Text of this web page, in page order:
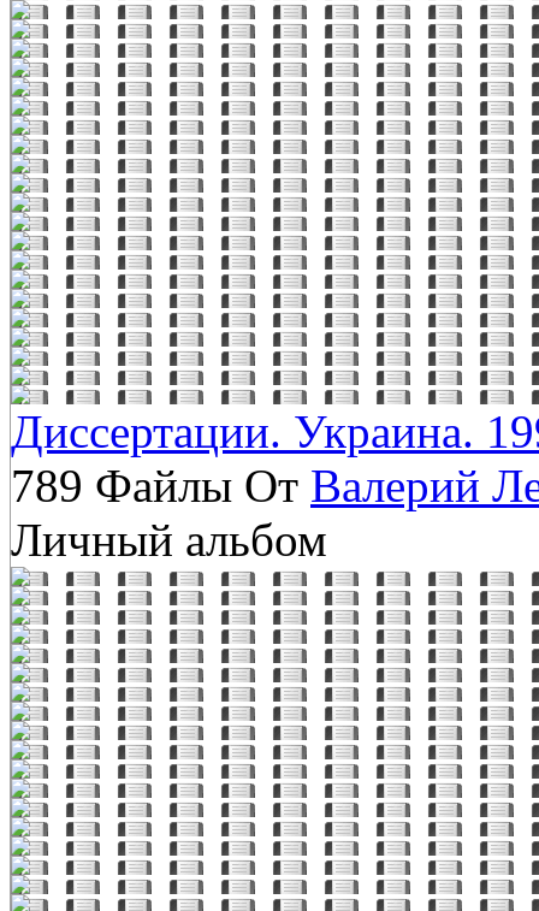
Диссертации. Украина.
789 Файлы От Валерий
Личный альбом